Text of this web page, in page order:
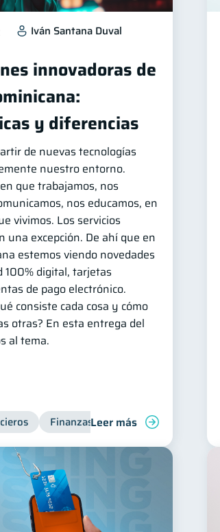
Iván Santana Duval
innovadoras de
y diferencias
de nuevas tecnologías
nuestro entorno.
que trabajamos, nos
nos educamos, en
vivimos. Los servicios
una excepción. De ahí que en
estemos viendo novedades
100% digital, tarjetas
de pago electrónico.
consiste cada cosa y cómo
otras? En esta entrega del
al tema.
Finanzas personales
Leer más